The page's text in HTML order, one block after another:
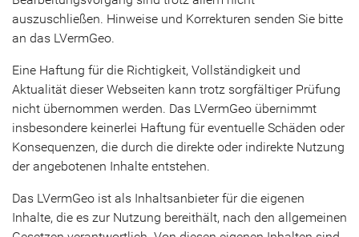
auszuschließen. Hinweise und Korrekturen senden Sie bitte
an das LVermGeo.
Eine Haftung für die Richtigkeit, Vollständigkeit und
Aktualität dieser Webseiten kann trotz sorgfältiger Prüfung
nicht übernommen werden. Das LVermGeo übernimmt
insbesondere keinerlei Haftung für eventuelle Schäden oder
Konsequenzen, die durch die direkte oder indirekte Nutzung
der angebotenen Inhalte entstehen.
Das LVermGeo ist als Inhaltsanbieter für die eigenen
Inhalte, die es zur Nutzung bereithält, nach den allgemeinen